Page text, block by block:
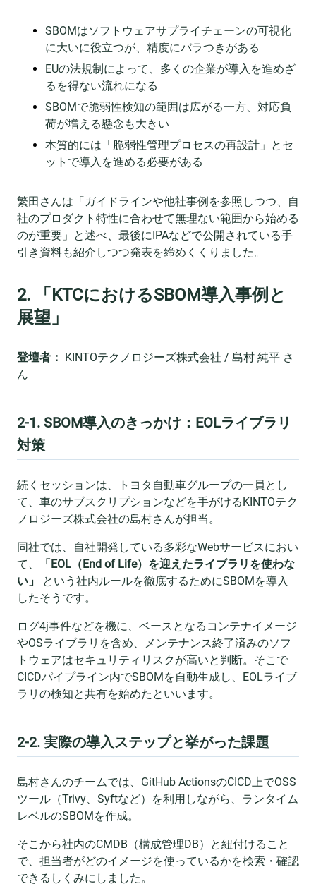
SBOMはソフトウェアサプライチェーンの可視化
に大いに役立つが、精度にバラつきがある
EUの法規制によって、多くの企業が導入を進めざ
るを得ない流れになる
SBOMで脆弱性検知の範囲は広がる一方、対応負
荷が増える懸念も大きい
本質的には「脆弱性管理プロセスの再設計」とセ
ットで導入を進める必要がある
繁田さんは「ガイドラインや他社事例を参照しつつ、自
社のプロダクト特性に合わせて無理ない範囲から始める
のが重要」と述べ、最後にIPAなどで公開されている手
引き資料も紹介しつつ発表を締めくくりました。
2. 「KTCにおけるSBOM導入事例と
展望」
登壇者：
KINTOテクノロジーズ株式会社 / 島村 純平 さ
ん
2-1. SBOM導入のきっかけ：EOLライブラリ
対策
続くセッションは、トヨタ自動車グループの一員とし
て、車のサブスクリプションなどを手がけるKINTOテク
ノロジーズ株式会社の島村さんが担当。
同社では、自社開発している多彩なWebサービスにおい
て、
「EOL（End of Life）を迎えたライブラリを使わな
い」
という社内ルールを徹底するためにSBOMを導入
したそうです。
ログ4j事件などを機に、ベースとなるコンテナイメージ
やOSライブラリを含め、メンテナンス終了済みのソフ
トウェアはセキュリティリスクが高いと判断。そこで
CICDパイプライン内でSBOMを自動生成し、EOLライブ
ラリの検知と共有を始めたといいます。
2-2. 実際の導入ステップと挙がった課題
島村さんのチームでは、GitHub ActionsのCICD上でOSS
ツール（Trivy、Syftなど）を利用しながら、ランタイム
レベルのSBOMを作成。
そこから社内のCMDB（構成管理DB）と紐付けること
で、担当者がどのイメージを使っているかを検索・確認
できるしくみにしました。